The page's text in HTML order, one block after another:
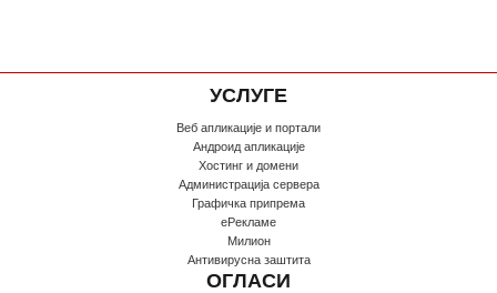
УСЛУГЕ
Веб апликације и портали
Андроид апликације
Хостинг и домени
Администрација сервера
Графичка припрема
еРекламе
Милион
Антивирусна заштита
ОГЛАСИ